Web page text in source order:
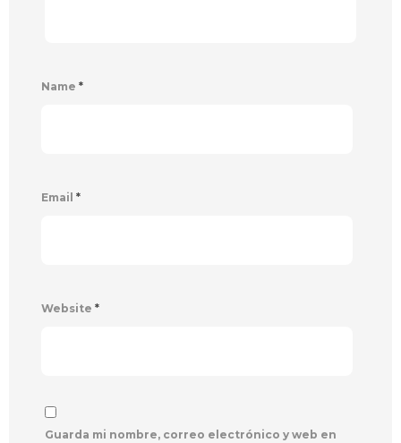
Name *
Email *
Website *
Guarda mi nombre, correo electrónico y web en